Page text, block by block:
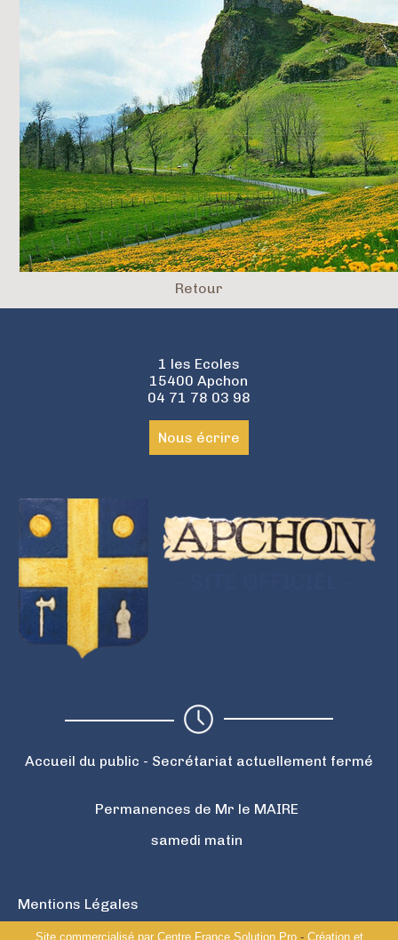
Retour
1 les Ecoles
15400 Apchon
04 71 78 03 98
Nous écrire
Accueil du public - Secrétariat actuellement fermé
Permanences de Mr le MAIRE
samedi matin
Mentions Légales
Site commercialisé par Centre France Solution Pro- Création et